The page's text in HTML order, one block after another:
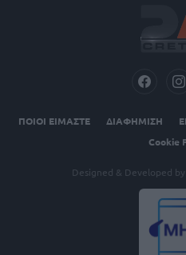
ΠΟΙΟΙ ΕΙΜΑΣΤΕ ΔΙΑΦΗΜΙΣΗ
Cookie
Designed & Developed by